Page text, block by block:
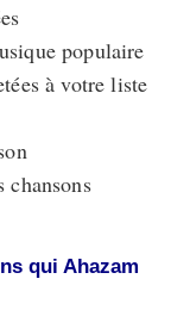
populaire
à votre liste
chansons
qui Ahazam